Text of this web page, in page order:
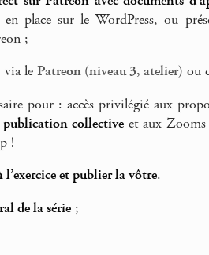
place sur le WordPress, ou
;
via le Patreon (niveau 3, atelier) ou
pour : accès privilégié aux
publication collectiveet aux Zooms
!
et publier la vôtre.
de la série ;